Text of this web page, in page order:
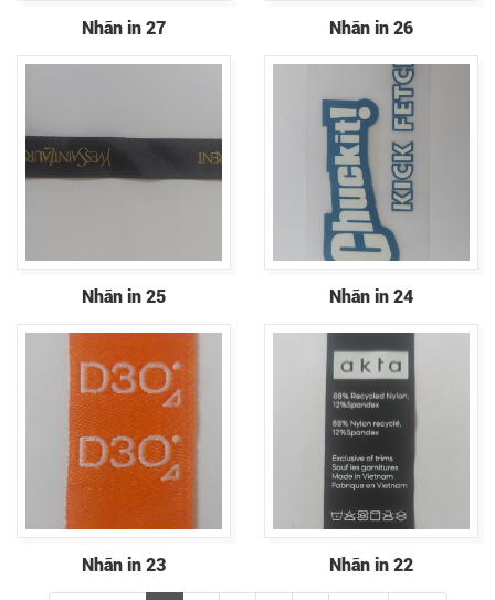
Nhãn in 27 Nhãn in 26
Nhãn in 25 Nhãn in 24
Nhãn in 23 Nhãn in 22